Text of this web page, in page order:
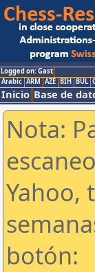
Logged on: Gast
Arabic ARM AZE BIH BUL
Inicio Base de
Nota:
Yahoo,
botón: